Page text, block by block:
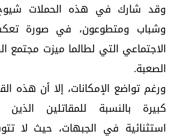
وقد شارك في هذه الحملات
وشباب ومتطوعون، في صورة
الاجتماعي التي لطالما ميزت مجتمع
الصعبة.
ورغم تواضع الإمكانات، إلا أن هذه
كبيرة بالنسبة للمقاتلين
استثنائية في الجبهات، حيث لا